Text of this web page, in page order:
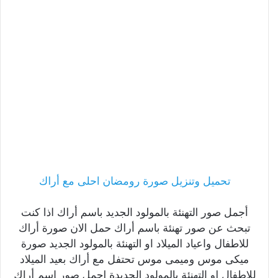
تحميل وتنزيل صورة رومضان احلى مع أراك
أجمل صور التهنئة بالمولود الجديد باسم أراك اذا كنت
تبحث عن صور تهنئة باسم أراك حمل الان صورة أراك
للاطفال واعياد الميلاد او التهنئة بالمولود الجديد صورة
ميكى موس وميمى موس تحتفل مع أراك بعيد الميلاد
للاطفال او التهنئة بالمولود الجديدة اجمل صور اسم أراك